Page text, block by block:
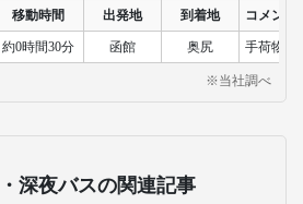
移動時間 出発地 到着地 コメント
約0時間30分 函館 奥尻 手荷物検
※当社調べ
深夜バスの関連記事